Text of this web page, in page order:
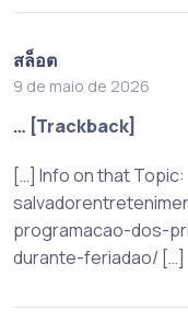
สล็อต
9 de maio de 2026
… [Trackback]
[…] Info on that Topic:
programacao-dos-
durante-feriadao/ […]